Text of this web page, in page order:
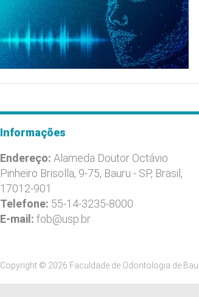
Informações
Endereço: Alameda Doutor Octávio
Pinheiro Brisolla, 9-75, Bauru - SP, Brasil,
17012-901
Telefone: 55-14-3235-8000
E-mail: fob@usp.br
Copyright © 2026 Faculdade de Odontologia de